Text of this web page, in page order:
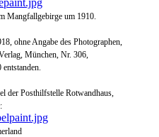
Mangfallgebirge um 1910.
ohne Angabe des Photographen,
München, Nr. 306,
der Posthilfstelle Rotwandhaus,